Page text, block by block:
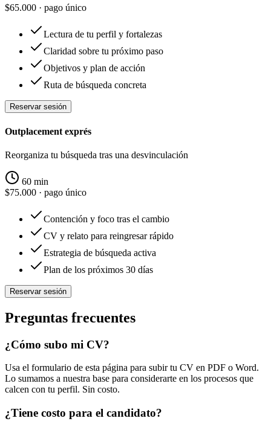
$65.000 · pago único
Lectura de tu perfil y fortalezas
Claridad sobre tu próximo paso
Objetivos y plan de acción
Ruta de búsqueda concreta
Reservar sesión
Outplacement exprés
Reorganiza tu búsqueda tras una desvinculación
60 min
$75.000 · pago único
Contención y foco tras el cambio
CV y relato para reingresar rápido
Estrategia de búsqueda activa
Plan de los próximos 30 días
Reservar sesión
Preguntas frecuentes
¿Cómo subo mi CV?
Usa el formulario de esta página para subir tu CV en PDF o Word.
Lo sumamos a nuestra base para considerarte en los procesos que
calcen con tu perfil. Sin costo.
¿Tiene costo para el candidato?